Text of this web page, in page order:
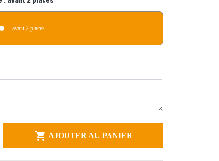
avant 2 places
 AJOUTER AU PANIER